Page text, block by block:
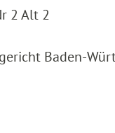
2 Alt 2
Baden-